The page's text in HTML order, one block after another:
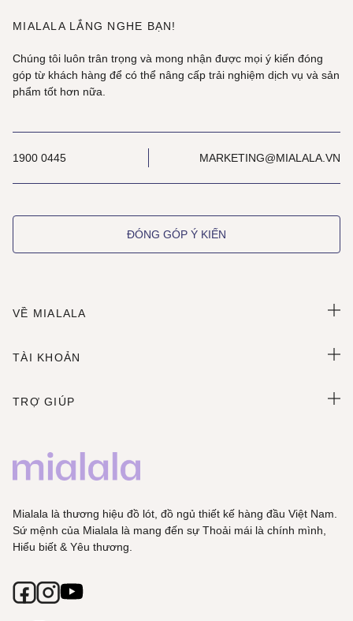
MIALALA LẮNG NGHE BẠN!
Chúng tôi luôn trân trọng và mong nhận được mọi ý kiến đóng
góp từ khách hàng để có thể nâng cấp trải nghiệm dịch vụ và sản
phẩm tốt hơn nữa.
1900 0445 MARKETING@MIALALA.VN
ĐÓNG GÓP Ý KIẾN
VỀ MIALALA
TÀI KHOẢN
TRỢ GIÚP
Mialala là thương hiệu đồ lót, đồ ngủ thiết kế hàng đầu Việt Nam.
Sứ mệnh của Mialala là mang đến sự Thoải mái là chính mình,
Hiểu biết & Yêu thương.